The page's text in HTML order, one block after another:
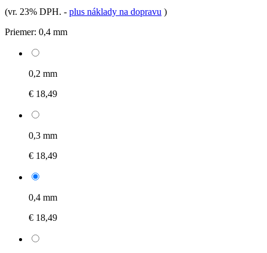
(vr. 23% DPH. - plus náklady na dopravu )
Priemer: 0,4 mm
0,2 mm
€ 18,49
0,3 mm
€ 18,49
0,4 mm
€ 18,49